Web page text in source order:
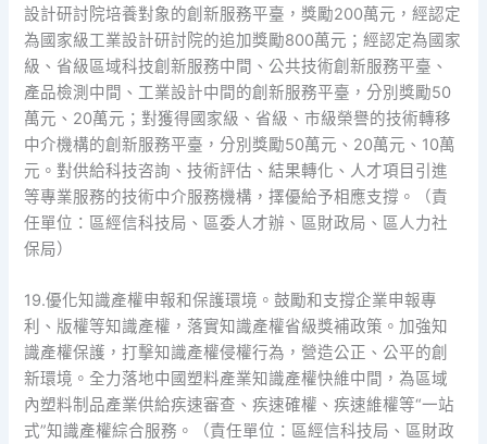
設計研討院培養對象的創新服務平臺，獎勵200萬元，經認定
為國家級工業設計研討院的追加獎勵800萬元；經認定為國家
級、省級區域科技創新服務中間、公共技術創新服務平臺、
產品檢測中間、工業設計中間的創新服務平臺，分別獎勵50
萬元、20萬元；對獲得國家級、省級、市級榮譽的技術轉移
中介機構的創新服務平臺，分別獎勵50萬元、20萬元、10萬
元。對供給科技咨詢、技術評估、結果轉化、人才項目引進
等專業服務的技術中介服務機構，擇優給予相應支撐。（責
任單位：區經信科技局、區委人才辦、區財政局、區人力社
保局）
19.優化知識產權申報和保護環境。鼓勵和支撐企業申報專
利、版權等知識產權，落實知識產權省級獎補政策。加強知
識產權保護，打擊知識產權侵權行為，營造公正、公平的創
新環境。全力落地中國塑料產業知識產權快維中間，為區域
內塑料制品產業供給疾速審查、疾速確權、疾速維權等“一站
式”知識產權綜合服務。（責任單位：區經信科技局、區財政